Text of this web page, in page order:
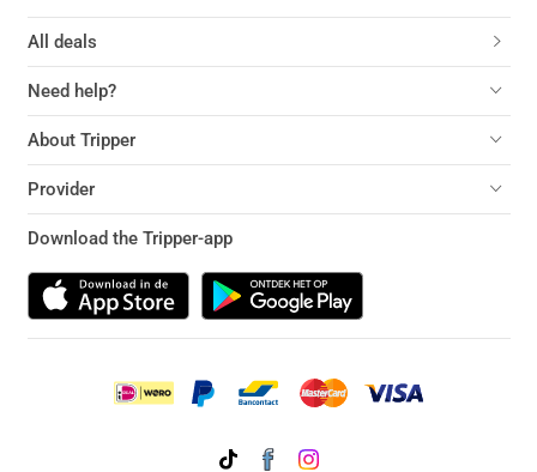
All deals
Need help?
About Tripper
Provider
Download the Tripper-app